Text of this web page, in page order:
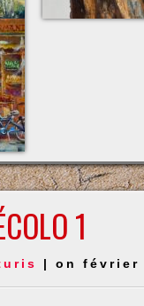
1
| on février